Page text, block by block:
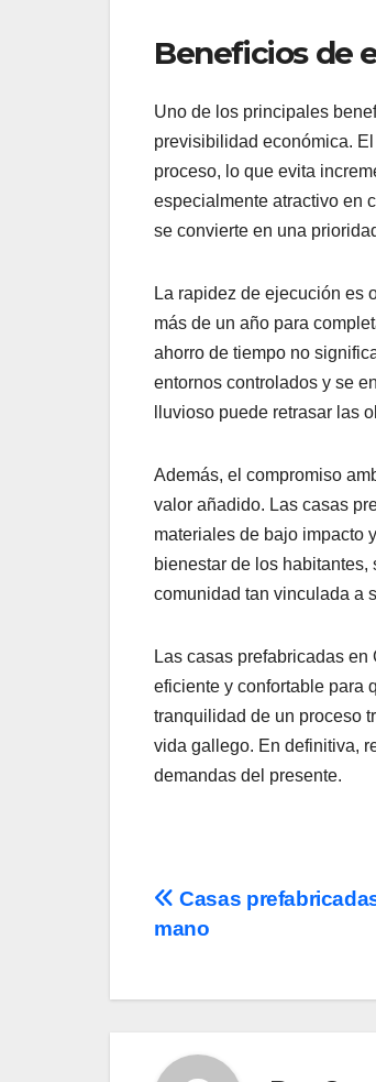
Beneficios de
Uno de los principales
previsibilidad económica.
proceso, lo que evita
especialmente atractivo en
se convierte en una
La rapidez de ejecución es
más de un año para
ahorro de tiempo no
entornos controlados y se
lluvioso puede retrasar las
Además, el compromiso
valor añadido. Las casas
materiales de bajo impacto
bienestar de los
comunidad tan vinculada a
Las casas prefabricadas
eficiente y confortable para
tranquilidad de un proceso
vida gallego. En definitiva,
demandas del presente.
Navegación
entradas
Casas
mano